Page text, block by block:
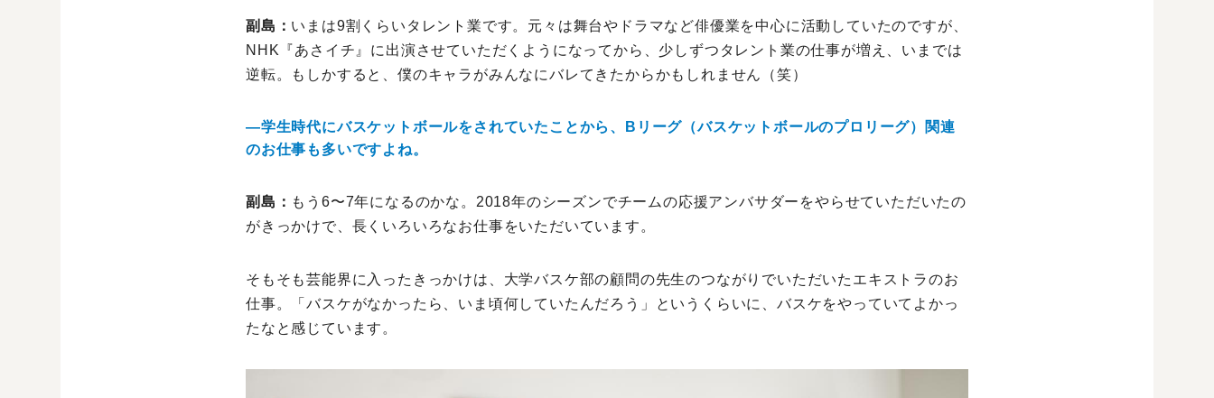
副島： いまは9割くらいタレント業です。元々は舞台やドラマなど俳優業を中心に活動していたのですが、
NHK『あさイチ』に出演させていただくようになってから、少しずつタレント業の仕事が増え、いまでは
逆転。もしかすると、僕のキャラがみんなにバレてきたからかもしれません（笑）
―学生時代にバスケットボールをされていたことから、Bリーグ（バスケットボールのプロリーグ）関連
のお仕事も多いですよね。
副島： もう6〜7年になるのかな。2018年のシーズンでチームの応援アンバサダーをやらせていただいたの
がきっかけで、長くいろいろなお仕事をいただいています。
そもそも芸能界に入ったきっかけは、大学バスケ部の顧問の先生のつながりでいただいたエキストラのお
仕事。「バスケがなかったら、いま頃何していたんだろう」というくらいに、バスケをやっていてよかっ
たなと感じています。